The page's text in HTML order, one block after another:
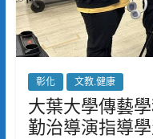
彰化 文教.健康
大葉大學傳藝
勤治導演指導